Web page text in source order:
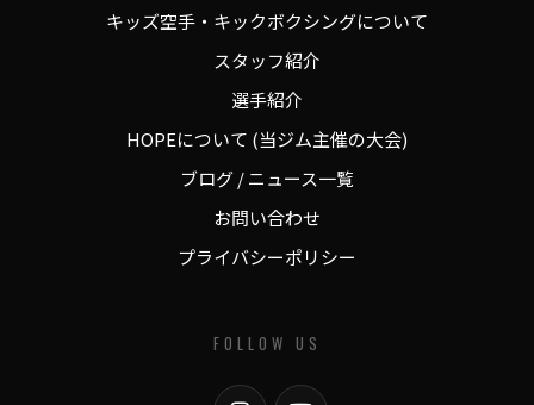
キッズ空手・キックボクシングについて
スタッフ紹介
選手紹介
HOPEについて (当ジム主催の大会)
ブログ / ニュース一覧
お問い合わせ
プライバシーポリシー
FOLLOW US